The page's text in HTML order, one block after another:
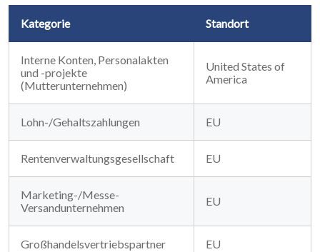
Kategorie Standort
Interne Konten, Personalakten
und -projekte
(Mutterunternehmen)
United States of
America
Lohn-/Gehaltszahlungen EU
Rentenverwaltungsgesellschaft EU
Marketing-/Messe-
Versandunternehmen
EU
Großhandelsvertriebspartner EU